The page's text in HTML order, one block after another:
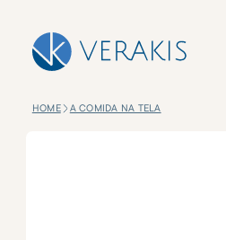
HOME A COMIDA NA TELA